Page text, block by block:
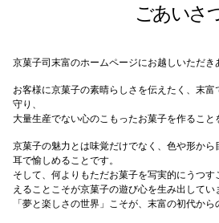
ごあいさ
京菓子司末富のホームページにお越しいただき
お客様に京菓子の素晴らしさを伝えたく、末
守り、
大量生産でない心のこもったお菓子を作ること
京菓子の魅力とは味覚だけでなく、色や形から
耳で愉しめることです。
そして、何よりもただお菓子を写実的にうつ
えることこそが京菓子の遊び心を生み出してい
「夢と楽しさの世界」こそが、末富の初代から